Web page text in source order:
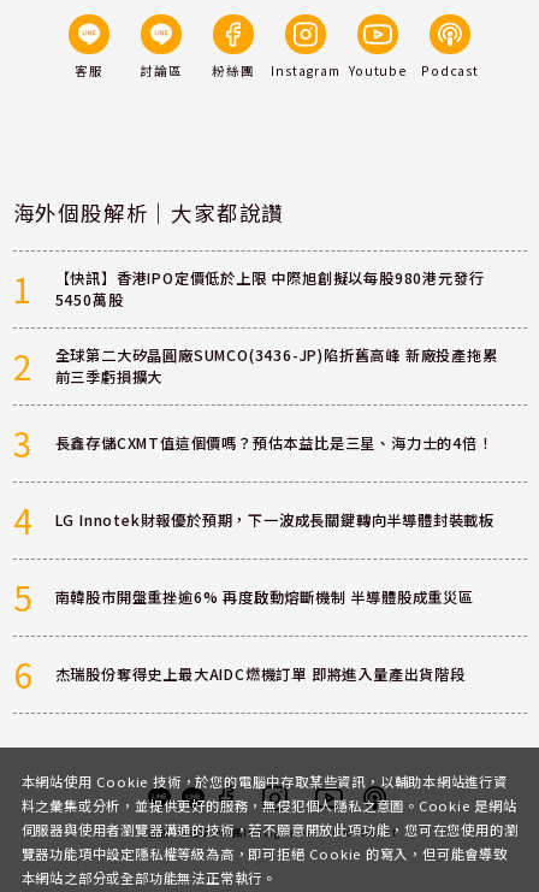
客服 討論區 粉絲團 Instagram Youtube Podcast
海外個股解析｜大家都說讚
1
【快訊】香港IPO定價低於上限 中際旭創擬以每股980港元發行
5450萬股
2
全球第二大矽晶圓廠SUMCO(3436-JP)陷折舊高峰 新廠投產拖累
前三季虧損擴大
3 長鑫存儲CXMT值這個價嗎？預估本益比是三星、海力士的4倍！
4 LG Innotek財報優於預期，下一波成長關鍵轉向半導體封裝載板
5 南韓股市開盤重挫逾6% 再度啟動熔斷機制 半導體股成重災區
6 杰瑞股份奪得史上最大AIDC燃機訂單 即將進入量產出貨階段
客服 討論區粉絲團InstagramYoutubePodcast
本網站使用 Cookie 技術，於您的電腦中存取某些資訊，以輔助本網站進行資
料之彙集或分析，並提供更好的服務，無侵犯個人隱私之意圖。Cookie 是網站
伺服器與使用者瀏覽器溝通的技術，若不願意開放此項功能，您可在您使用的瀏
覽器功能項中設定隱私權等級為高，即可拒絕 Cookie 的寫入，但可能會導致
本網站之部分或全部功能無法正常執行。